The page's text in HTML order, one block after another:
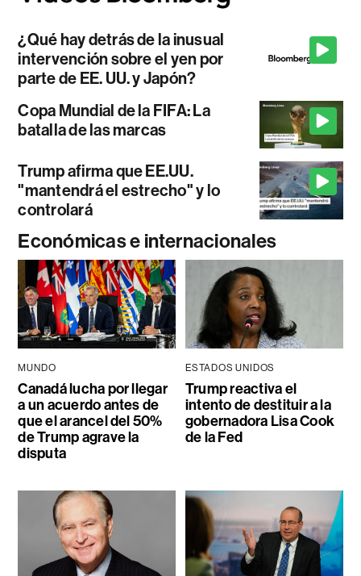
¿Qué hay detrás de la inusual
intervención sobre el yen por
parte de EE. UU. y Japón?
Copa Mundial de la FIFA: La
batalla de las marcas
Trump afirma que EE.UU.
"mantendrá el estrecho" y lo
controlará
Económicas e internacionales
MUNDO
Canadá lucha por llegar
a un acuerdo antes de
que el arancel del 50%
de Trump agrave la
disputa
ESTADOS UNIDOS
Trump reactiva el
intento de destituir a la
gobernadora Lisa Cook
de la Fed